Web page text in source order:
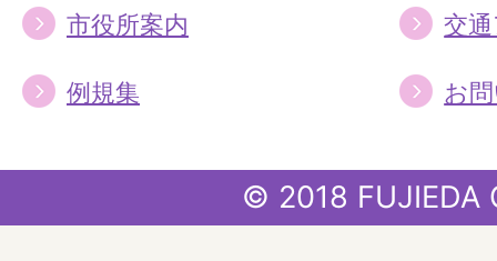
市役所案内 交
例規集 お
© 2018 FUJIEDA